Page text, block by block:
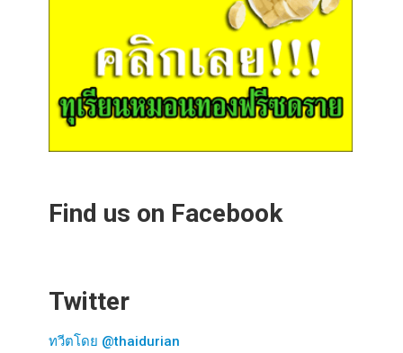
Find us on Facebook
Twitter
ทวีตโดย @thaidurian